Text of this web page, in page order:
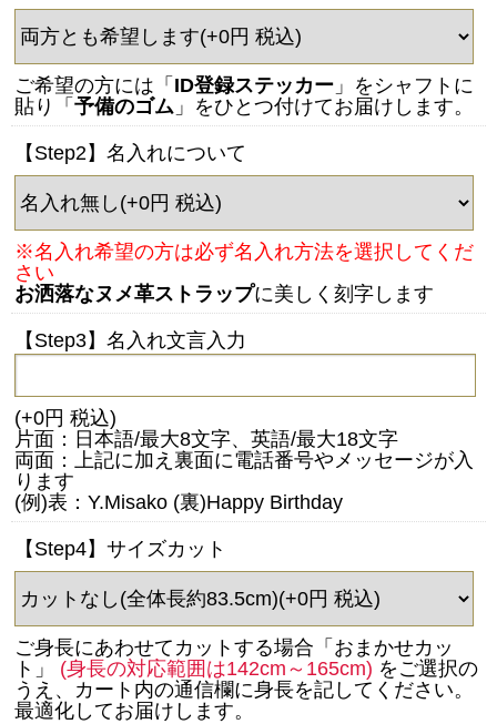
ご希望の方には「 ID登録ステッカー 」をシャフトに
貼り「 予備のゴム 」をひとつ付けてお届けします。
【Step2】名入れについて
※名入れ希望の方は必ず名入れ方法を選択してくだ
さい
お洒落なヌメ革ストラップに美しく刻字します
【Step3】名入れ文言入力
(+0円 税込)
片面：日本語/最大8文字、英語/最大18文字
両面：上記に加え裏面に電話番号やメッセージが入
ります
(例)表：Y.Misako (裏)Happy Birthday
【Step4】サイズカット
ご身長にあわせてカットする場合「おまかせカッ
ト」 (身長の対応範囲は142cm～165cm) をご選択の
うえ、カート内の通信欄に身長を記してください。
最適化してお届けします。